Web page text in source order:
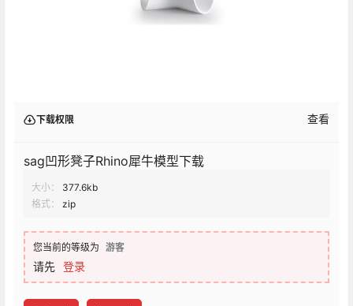
下载权限 查看
sag凹形凳子Rhino犀牛模型下载
大小：
377.6kb
格式：
zip
您当前的等级为 游客
请先 登录